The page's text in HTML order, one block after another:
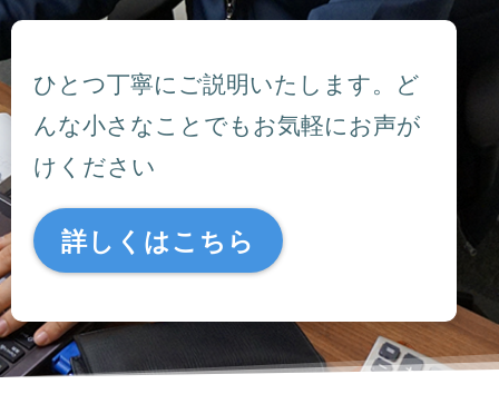
ひとつ丁寧にご説明いたします。ど
んな小さなことでもお気軽にお声が
けください
詳しくはこちら